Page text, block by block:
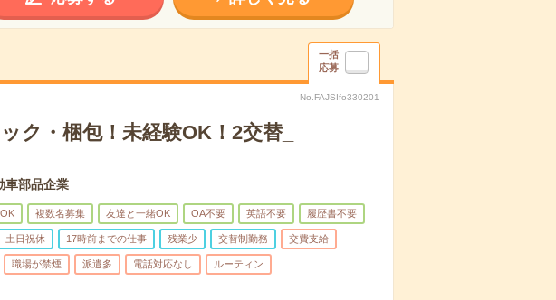
一括
応募
No.FAJSIfo330201
ク・梱包！未経験OK！2交替_
車部品企業
複数名募集 友達と一緒OK OA不要 英語不要 履歴書不要
土日祝休 17時前までの仕事 残業少 交替制勤務 交費支給
職場が禁煙 派遣多 電話対応なし ルーティン